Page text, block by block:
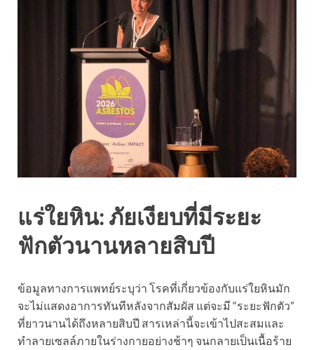
แร่ใยหิน: ภัยเงียบที่มีระยะ
ฟักตัวนานหลายสิบปี
ข้อมูลทางการแพทย์ระบุว่า โรคที่เกี่ยวข้องกับแร่ใยหินมัก
จะไม่แสดงอาการทันทีหลังจากสัมผัส แต่จะมี “ระยะฟักตัว”
ที่ยาวนานได้ถึงหลายสิบปี สารเหล่านี้จะเข้าไปสะสมและ
ทำลายเซลล์ภายในร่างกายอย่างช้าๆ จนกลายเป็นเนื้อร้าย